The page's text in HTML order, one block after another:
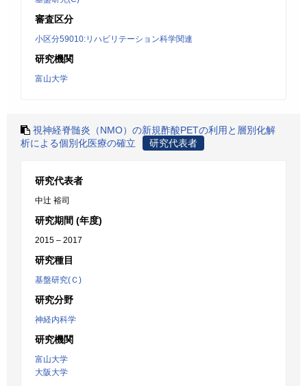
審査区分
小区分59010:リハビリテーション科学関連
研究機関
富山大学
視神経脊髄炎（NMO）の新規酢酸PETの利用と層別化解
析による個別化医療の確立
研究代表者
研究代表者
中辻 裕司
研究期間 (年度)
2015 – 2017
研究種目
基盤研究(Ｃ)
研究分野
神経内科学
研究機関
富山大学
大阪大学